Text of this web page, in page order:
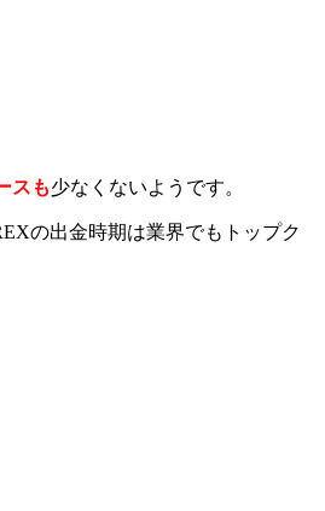
スも少なくないようです。
の出金時期は業界でもトップク